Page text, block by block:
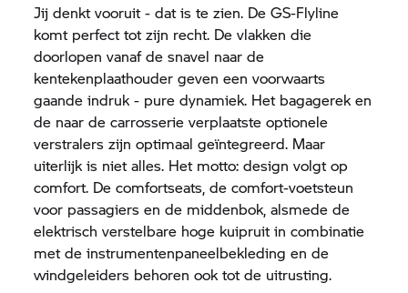
Jij denkt vooruit - dat is te zien. De GS-Flyline
komt perfect tot zijn recht. De vlakken die
doorlopen vanaf de snavel naar de
kentekenplaathouder geven een voorwaarts
gaande indruk - pure dynamiek. Het bagagerek en
de naar de carrosserie verplaatste optionele
verstralers zijn optimaal geïntegreerd. Maar
uiterlijk is niet alles. Het motto: design volgt op
comfort. De comfortseats, de comfort-voetsteun
voor passagiers en de middenbok, alsmede de
elektrisch verstelbare hoge kuipruit in combinatie
met de instrumentenpaneelbekleding en de
windgeleiders behoren ook tot de uitrusting.